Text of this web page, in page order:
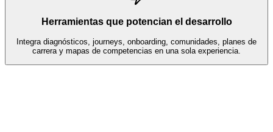
Herramientas que potencian el desarrollo
Integra diagnósticos, journeys, onboarding, comunidades, planes de
carrera y mapas de competencias en una sola experiencia.